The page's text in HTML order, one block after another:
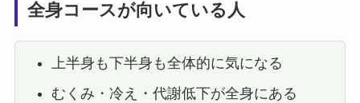
全身コースが向いている人
上半身も下半身も全体的に気になる
むくみ・冷え・代謝低下が全身にある